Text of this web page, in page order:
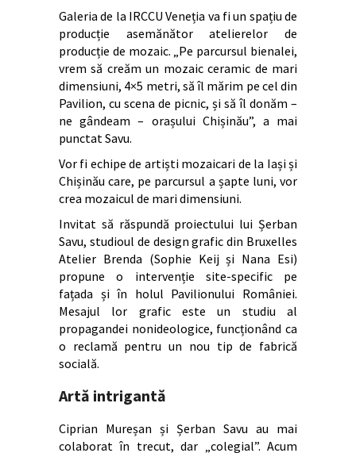
Galeria de la IRCCU Veneția va fi un spațiu de
producție asemănător atelierelor de
producție de mozaic. „Pe parcursul bienalei,
vrem să creăm un mozaic ceramic de mari
dimensiuni, 4×5 metri, să îl mărim pe cel din
Pavilion, cu scena de picnic, și să îl donăm –
ne gândeam – orașului Chișinău”, a mai
punctat Savu.
Vor fi echipe de artiști mozaicari de la Iași și
Chișinău care, pe parcursul a șapte luni, vor
crea mozaicul de mari dimensiuni.
Invitat să răspundă proiectului lui Șerban
Savu, studioul de design grafic din Bruxelles
Atelier Brenda (Sophie Keij și Nana Esi)
propune o intervenție site-specific pe
fațada și în holul Pavilionului României.
Mesajul lor grafic este un studiu al
propagandei nonideologice, funcționând ca
o reclamă pentru un nou tip de fabrică
socială.
Artă intrigantă
Ciprian Mureșan și Șerban Savu au mai
colaborat în trecut, dar „colegial”. Acum